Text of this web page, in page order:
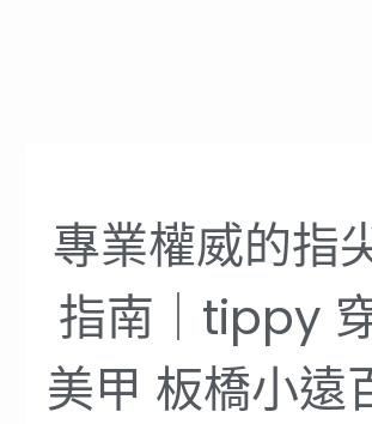
專業權威的指
指南｜tippy
美甲 板橋小遠